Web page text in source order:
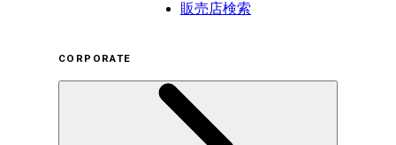
販売店検索
CORPORATE